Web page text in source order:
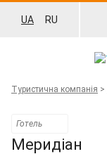
UA RU
Туристична компанія >
Готель
Меридіан